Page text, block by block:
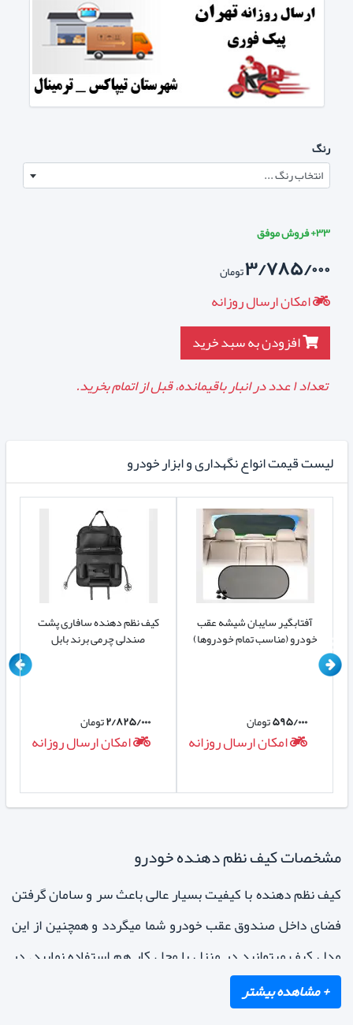
رنگ
انتخاب رنگ ...
۳۳+ فروش موفق
۳/۷۸۵/۰۰۰تومان
امکان ارسال روزانه
افزودن به سبد خرید
تعداد۱عدد در انبار باقیمانده، قبل از اتمام بخرید.
لیست قیمت انواع نگهداری و ابزار خودرو
کیف نظم دهنده سافاری پشت
صندلی چرمی برند بابل
۲/۸۲۵/۰۰۰تومان
امکان ارسال روزانه
آفتابگیر سایبان شیشه عقب
خودرو (مناسب تمام خودروها)
۵۹۵/۰۰۰تومان
امکان ارسال روزانه
مشخصات کیف نظم دهنده خودرو
کیف نظم دهنده با کیفیت بسیار عالی باعث سر و سامان گرفتن
فضای داخل صندوق عقب خودرو شما میگردد و همچنین از این
مدل کیف میتوانید در منزل یا محل کار هم استفاده نمایید. در
ضمنکیف نظم دهنده خودرو
مهمترین ویژگی آن اینست که برای ایستادگی دیواره ها بجای